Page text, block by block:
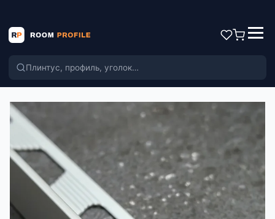
Поиск по каталогу